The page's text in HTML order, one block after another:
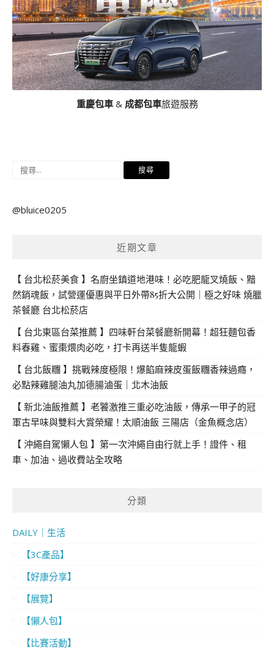
重慶包車& 成都包車旅遊服務
搜
鍵
@bluice0205
近期文章
【 台北松菸美食 】名廚坐鎮道地港味！必吃肥龍叉燒飯、黯
然銷魂飯，試營運優惠與平日外帶85折大公開｜極之好味 燒臘
茶餐廳 台北松菸店
【 台北東區台菜推薦 】四味軒台菜餐廳新開幕！超狂麵包香
料春雞、蜜棗煨肉必吃，打卡再送半隻龍蝦
【 台北飯糰 】挑戰辣度極限！爆餡麻辣皮蛋飯糰香辣過癮，
必點辣雞腿油丸加德腸滷蛋｜北木油飯
【 新北油飯推薦 】老饕激推三重必吃油飯，傳承一甲子的冠
軍古早味與雙料大賞榮耀！太順油飯 三陽店（金魚概念店）
【 沖繩自駕懶人包 】第一次沖繩自由行就上手！證件、租
車、加油、過收費站全攻略
分類
DAILY｜生活
【3C產品】
【好康分享】
【展覽】
【懶人包】
【比賽活動】